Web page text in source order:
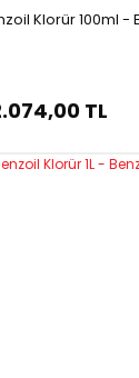
Klorür 100ml
TL